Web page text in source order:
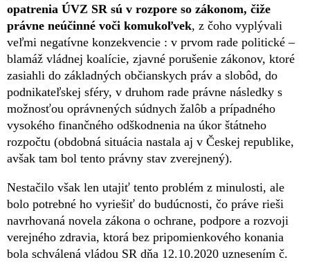
opatrenia ÚVZ SR sú v rozpore so zákonom, čiže
právne neúčinné voči komukoľvek, z čoho vyplývali
veľmi negatívne konzekvencie : v prvom rade politické –
blamáž vládnej koalície, zjavné porušenie zákonov, ktoré
zasiahli do základných občianskych práv a slobôd, do
podnikateľskej sféry, v druhom rade právne následky s
možnosťou oprávnených súdnych žalôb a prípadného
vysokého finančného odškodnenia na úkor štátneho
rozpočtu (obdobná situácia nastala aj v Českej republike,
avšak tam bol tento právny stav zverejnený).
Nestačilo však len utajiť tento problém z minulosti, ale
bolo potrebné ho vyriešiť do budúcnosti, čo práve rieši
navrhovaná novela zákona o ochrane, podpore a rozvoji
verejného zdravia, ktorá bez pripomienkového konania
bola schválená vládou SR dňa 12.10.2020 uznesením č.